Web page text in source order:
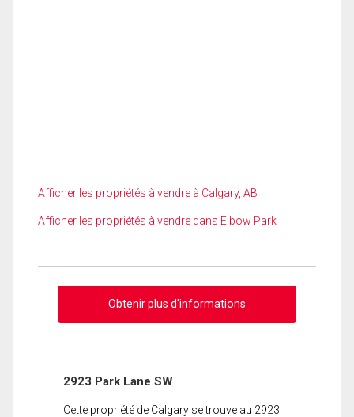
Afficher les propriétés à vendre à Calgary, AB
Afficher les propriétés à vendre dans Elbow Park
Obtenir plus d'informations
2923 Park Lane SW
Cette propriété de Calgary se trouve au 2923